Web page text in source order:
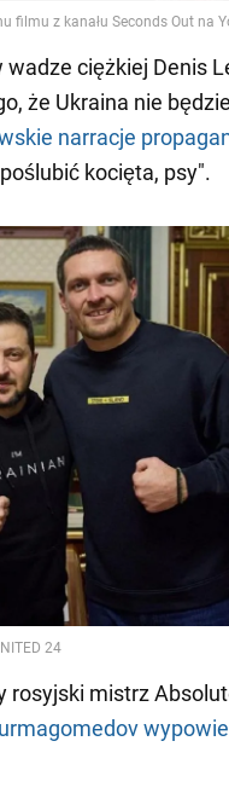
ciężkiej Denis
że Ukraina nie
narracje
kocięta, psy".
rosyjski mistrz